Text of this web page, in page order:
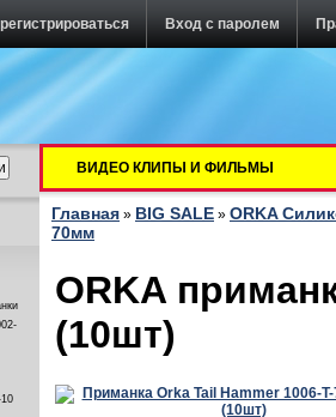
Вход с паролем
ВИДЕО КЛИПЫ И ФИЛЬМЫ
Главная » BIG SALE » ORKA
70мм
ORKA
(10шт)